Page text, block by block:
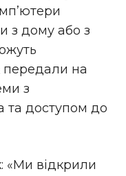
з дому або з
на
з
та доступом до
«Ми відкрили